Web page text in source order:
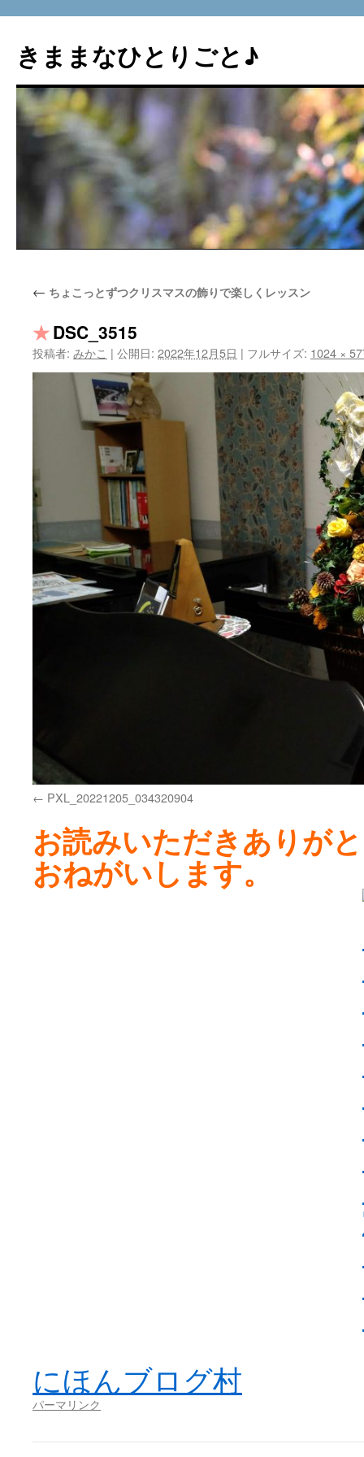
テ
ン
ス
キ
きままなひとりごと♪
← ちょこっとずつクリスマスの飾りで楽しくレッスン
DSC_3515
投稿者: みかこ | 公開日: 2022年12月5日 | フルサイズ: 1024 ×
PXL_20221205_034320904
お読みいただきありが
おねがいします。
にほんブログ村
パーマリンク